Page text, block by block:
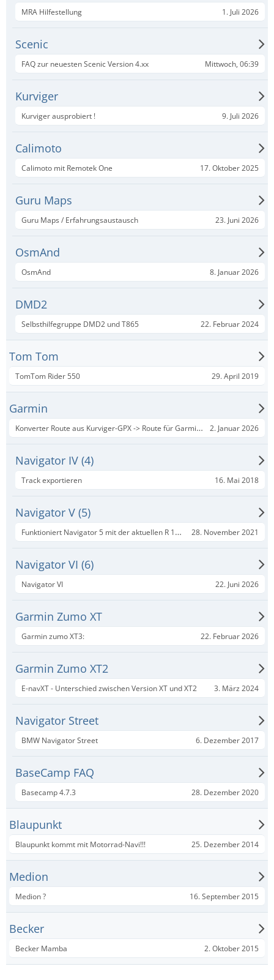
MRA Hilfestellung 1. Juli 2026
Scenic
FAQ zur neuesten Scenic Version 4.xx Mittwoch, 06:39
Kurviger
Kurviger ausprobiert ! 9. Juli 2026
Calimoto
Calimoto mit Remotek One 17. Oktober 2025
Guru Maps
Guru Maps / Erfahrungsaustausch 23. Juni 2026
OsmAnd
OsmAnd 8. Januar 2026
DMD2
Selbsthilfegruppe DMD2 und T865 22. Februar 2024
Tom Tom
TomTom Rider 550 29. April 2019
Garmin
Konverter Route aus Kurviger-GPX -> Route für Garmin mit ShapingPoints (BMW Nav) 2. Januar 2026
Navigator IV (4)
Track exportieren 16. Mai 2018
Navigator V (5)
Funktioniert Navigator 5 mit der aktuellen R 1250 GS? 28. November 2021
Navigator VI (6)
Navigator VI 22. Juni 2026
Garmin Zumo XT
Garmin zumo XT3: 22. Februar 2026
Garmin Zumo XT2
E-navXT - Unterschied zwischen Version XT und XT2 3. März 2024
Navigator Street
BMW Navigator Street 6. Dezember 2017
BaseCamp FAQ
Basecamp 4.7.3 28. Dezember 2020
Blaupunkt
Blaupunkt kommt mit Motorrad-Navi!!! 25. Dezember 2014
Medion
Medion ? 16. September 2015
Becker
Becker Mamba 2. Oktober 2015